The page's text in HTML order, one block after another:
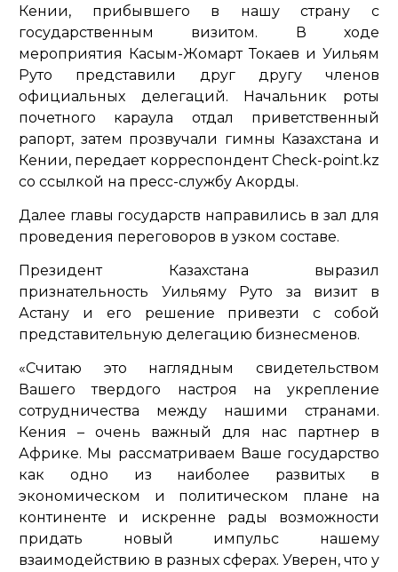
Кении, прибывшего в нашу страну с
государственным визитом. В ходе
мероприятия Касым-Жомарт Токаев и Уильям
Руто представили друг другу членов
официальных делегаций. Начальник роты
почетного караула отдал приветственный
рапорт, затем прозвучали гимны Казахстана и
Кении, передает корреспондент Check-point.kz
со ссылкой на пресс-службу Акорды.
Далее главы государств направились в зал для
проведения переговоров в узком составе.
Президент Казахстана выразил
признательность Уильяму Руто за визит в
Астану и его решение привезти с собой
представительную делегацию бизнесменов.
«Считаю это наглядным свидетельством
Вашего твердого настроя на укрепление
сотрудничества между нашими странами.
Кения – очень важный для нас партнер в
Африке. Мы рассматриваем Ваше государство
как одно из наиболее развитых в
экономическом и политическом плане на
континенте и искренне рады возможности
придать новый импульс нашему
взаимодействию в разных сферах. Уверен, что у